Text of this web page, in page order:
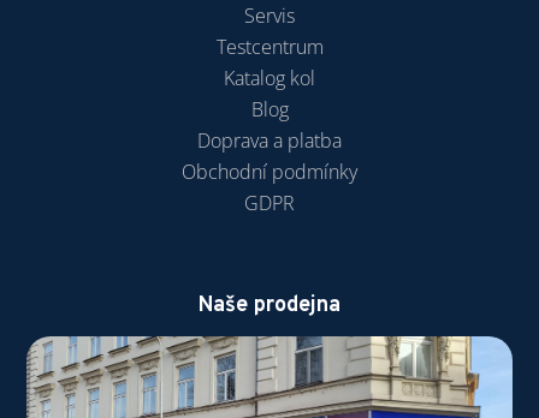
Servis
Testcentrum
Katalog kol
Blog
Doprava a platba
Obchodní podmínky
GDPR
Naše prodejna